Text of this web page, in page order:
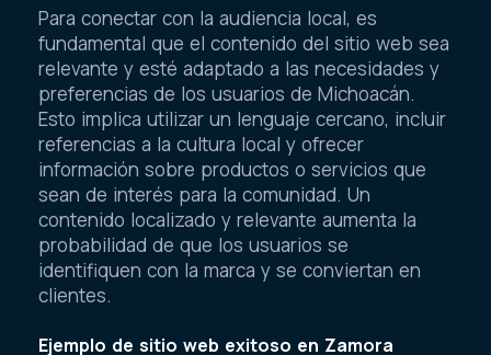
Para conectar con la audiencia local, es
fundamental que el contenido del sitio web sea
relevante y esté adaptado a las necesidades y
preferencias de los usuarios de Michoacán.
Esto implica utilizar un lenguaje cercano, incluir
referencias a la cultura local y ofrecer
información sobre productos o servicios que
sean de interés para la comunidad. Un
contenido localizado y relevante aumenta la
probabilidad de que los usuarios se
identifiquen con la marca y se conviertan en
clientes.
Ejemplo de sitio web exitoso en Zamora